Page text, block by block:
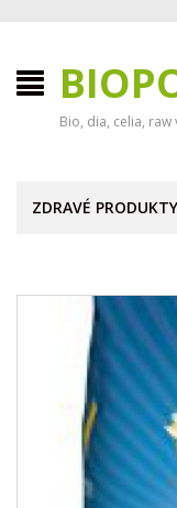
Bio, dia, celia,
ZDRAVÉ PRODUKTY